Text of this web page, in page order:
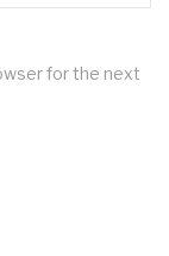
for the next